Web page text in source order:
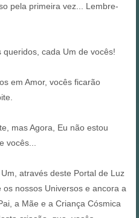
pela primeira vez... Lembre-
cada Um de vocês!
em Amor, vocês ficarão
mas Agora, Eu não estou
vocês...
através deste Portal de Luz
nossos Universos e ancora a
a Mãe e a Criança Cósmica